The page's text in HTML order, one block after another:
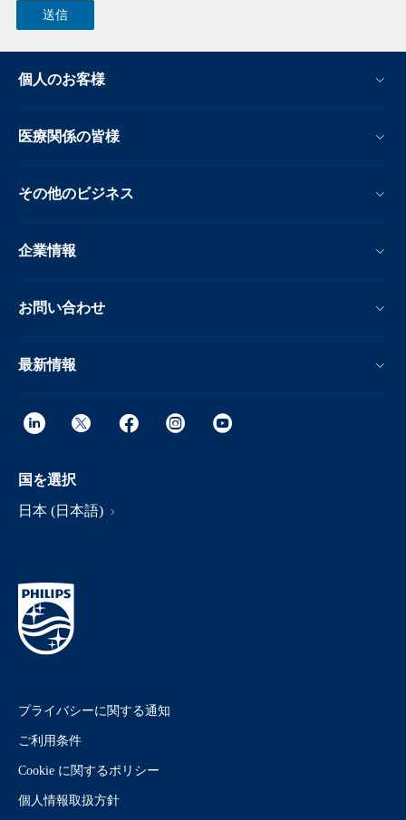
個人のお客様
医療関係の皆様
その他のビジネス
企業情報
お問い合わせ
最新情報
国を選択
日本 (日本語)
プライバシーに関する通知
ご利用条件
Cookie に関するポリシー
個人情報取扱方針